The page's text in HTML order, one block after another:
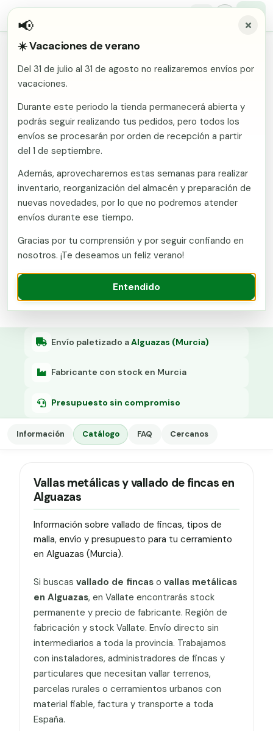
📢
☀️ Vacaciones de verano
Del 31 de julio al 31 de agosto no realizaremos envíos por
vacaciones.
Durante este periodo la tienda permanecerá abierta y
podrás seguir realizando tus pedidos, pero todos los
envíos se procesarán por orden de recepción a partir
del 1 de septiembre.
Además, aprovecharemos estas semanas para realizar
inventario, reorganización del almacén y preparación de
nuevas novedades, por lo que no podremos atender
envíos durante ese tiempo.
Gracias por tu comprensión y por seguir confiando en
nosotros. ¡Te deseamos un feliz verano!
Entendido
Malla ganadera
Malla simple torsión
Malla triple torsión
Panel malla H.
Puerta abatible dos hojas
Puerta acceso peatonal
Poste malla simple torsión
Alambre de espino galvanizado
Alambre liso galvanizado
Malla ocultación 70 g/m² verde
Abrazadera PVC malla H.
Grapadora
Vallas metálicas y vallado de fincas en Alguazas
Vallas metálicas y vallado de
fincas en Alguazas
Fabricante en Murcia con envío a Alguazas (Murcia).
Vallas metálicas y vallado de fincas: mallas, postes,
puertas y kits. Región de fabricación y stock Vallate.
Envío directo sin intermediarios a toda la provincia.
Presupuesto sin compromiso.
Ver catálogo
Presupuesto
Envío paletizado aAlguazas (Murcia)
Fabricante con stock en Murcia
Presupuesto sin compromiso
Información Catálogo FAQ Cercanos
Vallas metálicas y vallado de fincas en
Alguazas
Información sobre vallado de fincas, tipos de
malla, envío y presupuesto para tu cerramiento
en Alguazas (Murcia).
Si buscas vallado de fincaso vallas metálicas
en Alguazas, en Vallate encontrarás stock
permanente y precio de fabricante. Región de
fabricación y stock Vallate. Envío directo sin
intermediarios a toda la provincia. Trabajamos
con instaladores, administradores de fincas y
particulares que necesitan vallar terrenos,
parcelas rurales o cerramientos urbanos con
material fiable, factura y transporte a toda
España.